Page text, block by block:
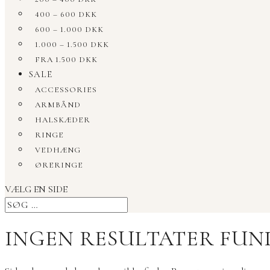
400 – 600 DKK
600 – 1.000 DKK
1.000 – 1.500 DKK
FRA 1.500 DKK
SALE
ACCESSORIES
ARMBÅND
HALSKÆDER
RINGE
VEDHÆNG
ØRERINGE
VÆLG EN SIDE
INGEN RESULTATER